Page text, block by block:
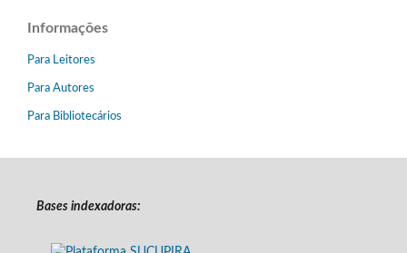
Informações
Para Leitores
Para Autores
Para Bibliotecários
Bases indexadoras: